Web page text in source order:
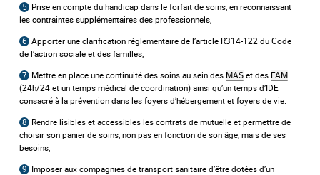
5 Prise en compte du handicap dans le forfait de soins, en reconnaissant
les contraintes supplémentaires des professionnels,
6 Apporter une clarification réglementaire de l’article R314-122 du Code
de l’action sociale et des familles,
7 Mettre en place une continuité des soins au sein des MAS et des FAM
(24h/24 et un temps médical de coordination) ainsi qu’un temps d’IDE
consacré à la prévention dans les foyers d’hébergement et foyers de vie.
8 Rendre lisibles et accessibles les contrats de mutuelle et permettre de
choisir son panier de soins, non pas en fonction de son âge, mais de ses
besoins,
9 Imposer aux compagnies de transport sanitaire d’être dotées d’un